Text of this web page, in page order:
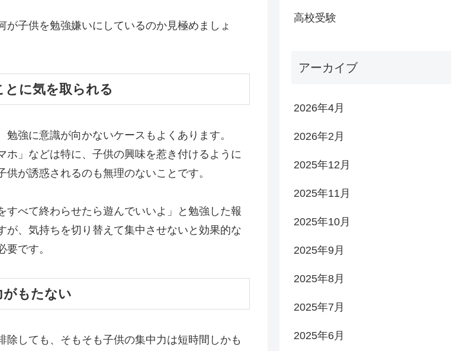
が子供を勉強嫌いにしているのか見極めましょ
に気を取られる
強に意識が向かないケースもよくあります。
ホ」などは特に、子供の興味を惹き付けるように
が誘惑されるのも無理のないことです。
すべて終わらせたら遊んでいいよ」と勉強した報
が、気持ちを切り替えて集中させないと効果的な
です。
がもたない
除しても、そもそも子供の集中力は短時間しかも
高校受験
アーカイブ
2026年4月
2026年2月
2025年12月
2025年11月
2025年10月
2025年9月
2025年8月
2025年7月
2025年6月